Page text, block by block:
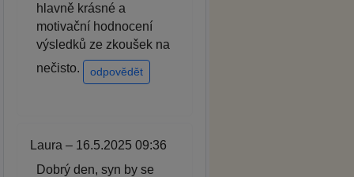
hlavně krásné a
motivační hodnocení
výsledků ze zkoušek na
nečisto.
odpovědět
Laura – 16.5.2025 09:36
Dobrý den, syn by se